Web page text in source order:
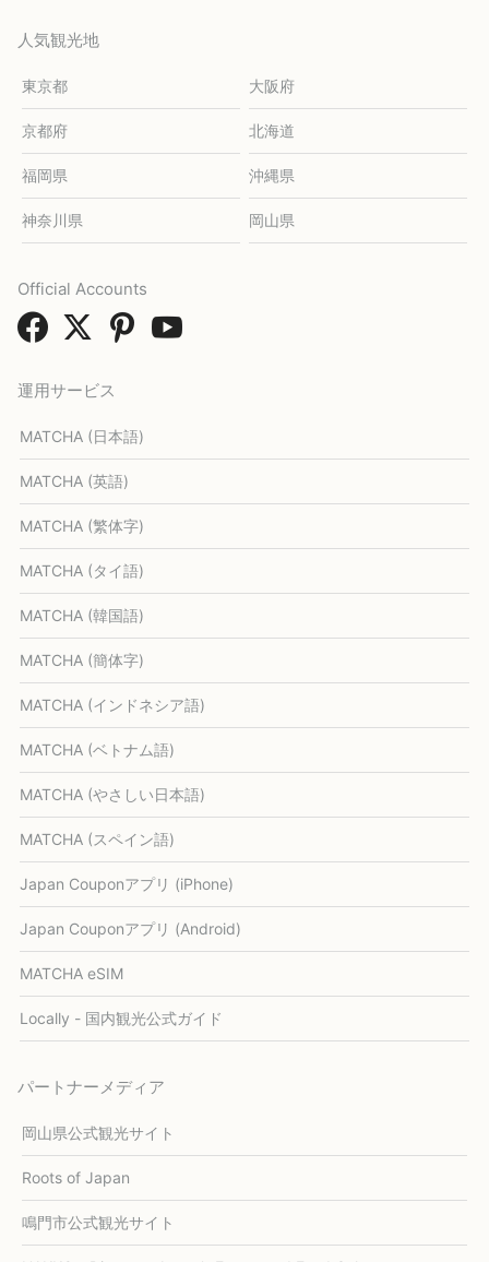
人気観光地
東京都 大阪府
京都府 北海道
福岡県 沖縄県
神奈川県 岡山県
運用サービス
MATCHA (日本語)
MATCHA (英語)
MATCHA (繁体字)
MATCHA (タイ語)
MATCHA (韓国語)
MATCHA (簡体字)
MATCHA (インドネシア語)
MATCHA (ベトナム語)
MATCHA (やさしい日本語)
MATCHA (スペイン語)
Japan Couponアプリ (iPhone)
Japan Couponアプリ (Android)
MATCHA eSIM
Locally - 国内観光公式ガイド
パートナーメディア
岡山県公式観光サイト
Roots of Japan
鳴門市公式観光サイト
Official Accounts